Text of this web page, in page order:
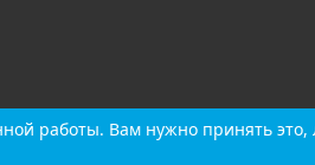
работы. Вам нужно принять это,